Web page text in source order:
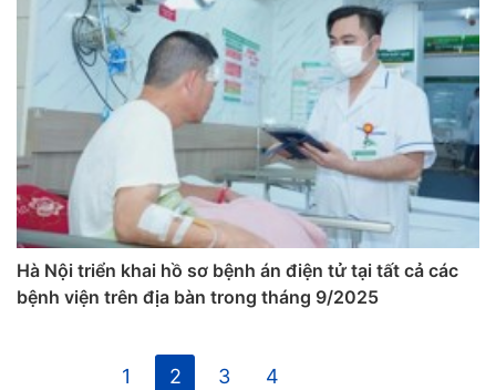
Hà Nội triển khai hồ sơ bệnh án điện tử tại tất cả các
bệnh viện trên địa bàn trong tháng 9/2025
1 2 3 4